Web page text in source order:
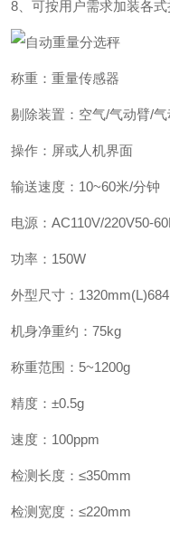
8、可按用户需求加装各式
称重：重量传感器
剔除装置：空气/气动臂/气
操作：屏或人机界面
输送速度：10~60米/分钟
电源：AC110V/220V50-
功率：150W
外型尺寸：
机身净重约：75kg
称重范围：5~1200g
精度：±0.5g
速度：100ppm
检测长度：≤350mm
检测宽度：≤220mm